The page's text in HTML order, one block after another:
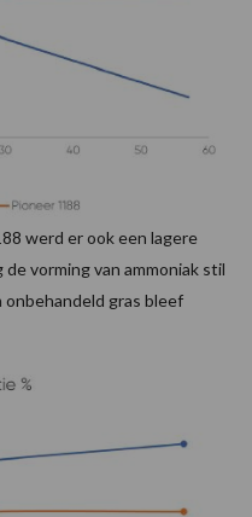
werd er ook een lagere
vorming van ammoniak stil
gras bleef